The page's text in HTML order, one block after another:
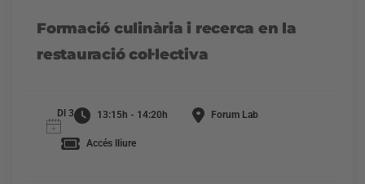
Formació culinària i recerca en la
restauració col·lectiva
Dl 3 13:15h - 14:20h Forum Lab
Accés lliure